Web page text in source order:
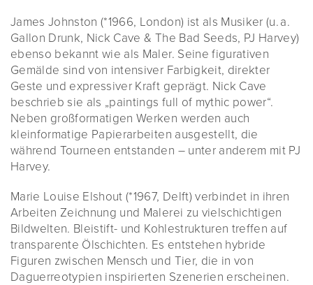
James Johnston (*1966, London) ist als Musiker (u. a.
Gallon Drunk, Nick Cave & The Bad Seeds, PJ Harvey)
ebenso bekannt wie als Maler. Seine figurativen
Gemälde sind von intensiver Farbigkeit, direkter
Geste und expressiver Kraft geprägt. Nick Cave
beschrieb sie als „paintings full of mythic power“.
Neben großformatigen Werken werden auch
kleinformatige Papierarbeiten ausgestellt, die
während Tourneen entstanden – unter anderem mit PJ
Harvey.
Marie Louise Elshout (*1967, Delft) verbindet in ihren
Arbeiten Zeichnung und Malerei zu vielschichtigen
Bildwelten. Bleistift- und Kohlestrukturen treffen auf
transparente Ölschichten. Es entstehen hybride
Figuren zwischen Mensch und Tier, die in von
Daguerreotypien inspirierten Szenerien erscheinen.